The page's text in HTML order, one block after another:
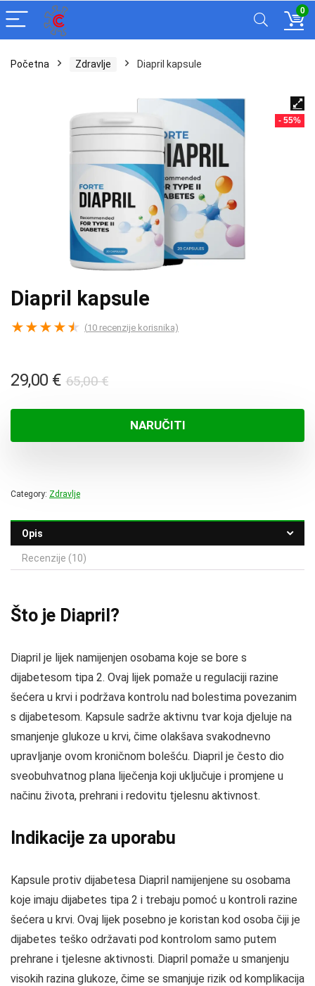
0
Početna Zdravlje Diapril kapsule
- 55%
Diapril kapsule
★★★★★ (10 recenzije korisnika)
65,00€Izvorna
bila
je:
29,00 €
Trenutna
29,00 €.
NARUČITI
Category: Zdravlje
Opis
Recenzije (10)
Što je Diapril?
Diapril je lijek namijenjen osobama koje se bore s
dijabetesom tipa 2. Ovaj lijek pomaže u regulaciji razine
šećera u krvi i podržava kontrolu nad bolestima povezanim
s dijabetesom. Kapsule sadrže aktivnu tvar koja djeluje na
smanjenje glukoze u krvi, čime olakšava svakodnevno
upravljanje ovom kroničnom bolešću. Diapril je često dio
sveobuhvatnog plana liječenja koji uključuje i promjene u
načinu života, prehrani i redovitu tjelesnu aktivnost.
Indikacije za uporabu
Kapsule protiv dijabetesa Diapril namijenjene su osobama
koje imaju dijabetes tipa 2 i trebaju pomoć u kontroli razine
šećera u krvi. Ovaj lijek posebno je koristan kod osoba čiji je
dijabetes teško održavati pod kontrolom samo putem
prehrane i tjelesne aktivnosti. Diapril pomaže u smanjenju
visokih razina glukoze, čime se smanjuje rizik od komplikacija